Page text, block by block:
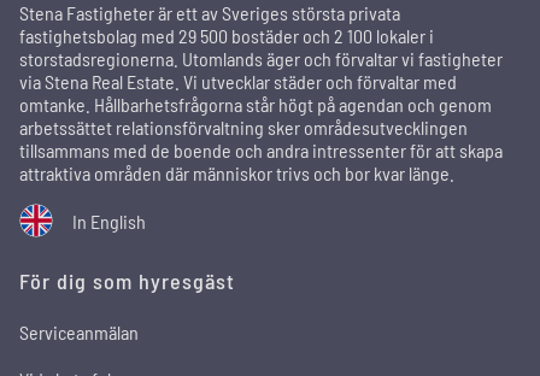
Stena Fastigheter är ett av Sveriges största privata
fastighetsbolag med 29 500 bostäder och 2 100 lokaler i
storstadsregionerna. Utomlands äger och förvaltar vi fastigheter
via Stena Real Estate. Vi utvecklar städer och förvaltar med
omtanke. Hållbarhetsfrågorna står högt på agendan och genom
arbetssättet relationsförvaltning sker områdesutvecklingen
tillsammans med de boende och andra intressenter för att skapa
attraktiva områden där människor trivs och bor kvar länge.
In English
För dig som hyresgäst
Serviceanmälan